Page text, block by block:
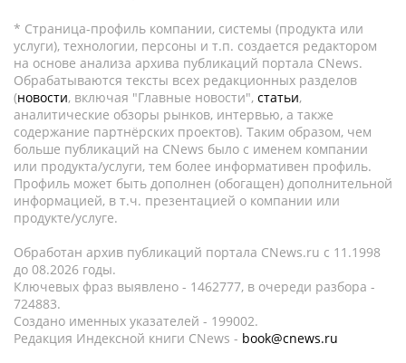
* Страница-профиль компании, системы (продукта или
услуги), технологии, персоны и т.п. создается редактором
на основе анализа архива публикаций портала CNews.
Обрабатываются тексты всех редакционных разделов
(новости, включая "Главные новости", статьи,
аналитические обзоры рынков, интервью, а также
содержание партнёрских проектов). Таким образом, чем
больше публикаций на CNews было с именем компании
или продукта/услуги, тем более информативен профиль.
Профиль может быть дополнен (обогащен) дополнительной
информацией, в т.ч. презентацией о компании или
продукте/услуге.
Обработан архив публикаций портала CNews.ru c 11.1998
до 08.2026 годы.
Ключевых фраз выявлено - 1462777, в очереди разбора -
724883.
Создано именных указателей - 199002.
Редакция Индексной книги CNews - book@cnews.ru